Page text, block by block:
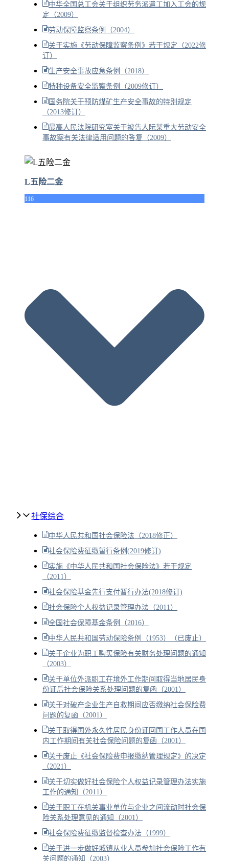
中华全国总工会关于组织劳务派遣工加入工会的规
定（2009）
劳动保障监察条例（2004）
关于实施《劳动保障监察条例》若干规定（2022修
订）
生产安全事故应急条例（2018）
特种设备安全监察条例（2009修订）
国务院关于预防煤矿生产安全事故的特别规定
（2013修订）
最高人民法院研究室关于被告人阮某重大劳动安全
事故案有关法律适用问题的答复（2009）
L五险二金
116
社保综合
中华人民共和国社会保险法（2018修正）
社会保险费征缴暂行条例(2019修订)
实施《中华人民共和国社会保险法》若干规定
（2011）
社会保险基金先行支付暂行办法(2018修订)
社会保险个人权益记录管理办法（2011）
全国社会保障基金条例（2016）
中华人民共和国劳动保险条例（1953）（已废止）
关于企业为职工购买保险有关财务处理问题的通知
（2003）
关于单位外派职工在境外工作期间取得当地居民身
份证后社会保险关系处理问题的复函（2001）
关于对破产企业生产自救期间应否缴纳社会保险费
问题的复函（2001）
关于取得国外永久性居民身份证回国工作人员在国
内工作期间有关社会保险问题的复函（2001）
关于废止《社会保险费申报缴纳管理规定》的决定
（2021）
关于切实做好社会保险个人权益记录管理办法实施
工作的通知（2011）
关于职工在机关事业单位与企业之间流动时社会保
险关系处理意见的通知（2001）
社会保险费征缴监督检查办法（1999）
关于进一步做好城镇从业人员参加社会保险工作有
关问题的通知（2003）